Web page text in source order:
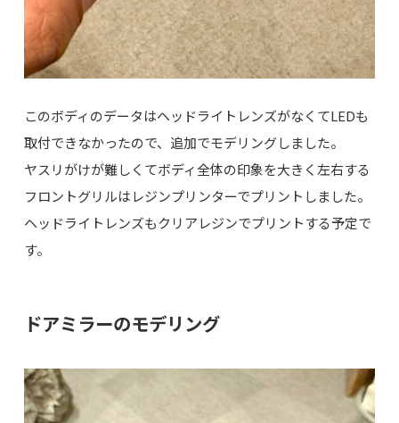
このボディのデータはヘッドライトレンズがなくてLEDも
取付できなかったので、追加でモデリングしました。
ヤスリがけが難しくてボディ全体の印象を大きく左右する
フロントグリルはレジンプリンターでプリントしました。
ヘッドライトレンズもクリアレジンでプリントする予定で
す。
ドアミラーのモデリング